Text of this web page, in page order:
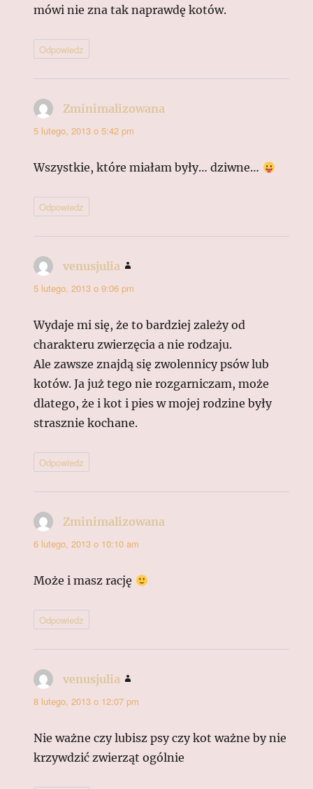
mówi nie zna tak naprawdę kotów.
Odpowiedz
Zminimalizowana
5 lutego, 2013 o 5:42 pm
Wszystkie, które miałam były… dziwne…
Odpowiedz
venusjulia
5 lutego, 2013 o 9:06 pm
Wydaje mi się, że to bardziej zależy od
charakteru zwierzęcia a nie rodzaju.
Ale zawsze znajdą się zwolennicy psów lub
kotów. Ja już tego nie rozgarniczam, może
dlatego, że i kot i pies w mojej rodzine były
strasznie kochane.
Odpowiedz
Zminimalizowana
6 lutego, 2013 o 10:10 am
Może i masz rację
Odpowiedz
venusjulia
8 lutego, 2013 o 12:07 pm
Nie ważne czy lubisz psy czy kot ważne by nie
krzywdzić zwierząt ogólnie